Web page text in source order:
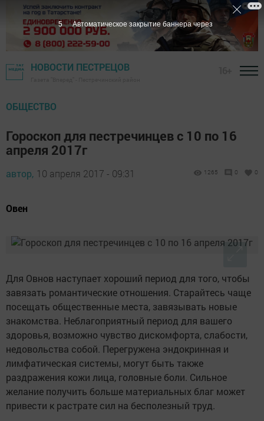
НОВОСТИ ПЕСТРЕЦОВ
ОБЩЕСТВО
Гороскоп для пестречинцев с 10 по 16
апреля 2017г
автор, 10 апреля 2017 - 09:31 1265 0 0
Овен
Для Овнов наступает хороший период для того, чтобы
завязать романтические отношения. Старайтесь чаще
посещать общественные места, завязывать новые
знакомства. Неблагоприятный период для вашего
здоровья, возможно чувство дискомфорта, слабости,
недовольства собой. Перегружена эндокринная и
лимфатическая системы, могут быть также
раздражения кожи лица, головные боли. Сильное
желание получить больше материальных благ может
привести к растрате сил на бесполезный труд.
5 Автоматическое закрытие баннера через